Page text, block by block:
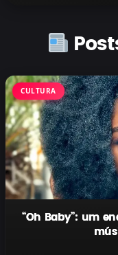
CULTURA
“Oh Baby”: um